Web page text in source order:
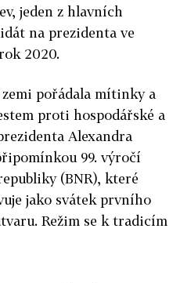
jeden z hlavních
na prezidenta ve
2020.
pořádala mítinky a
proti hospodářské a
Alexandra
99. výročí
(BNR), které
jako svátek prvního
Režim se k tradicím